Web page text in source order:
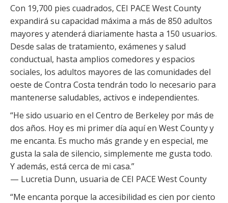
Con 19,700 pies cuadrados, CEI PACE West County
expandirá su capacidad máxima a más de 850 adultos
mayores y atenderá diariamente hasta a 150 usuarios.
Desde salas de tratamiento, exámenes y salud
conductual, hasta amplios comedores y espacios
sociales, los adultos mayores de las comunidades del
oeste de Contra Costa tendrán todo lo necesario para
mantenerse saludables, activos e independientes.
“He sido usuario en el Centro de Berkeley por más de
dos años. Hoy es mi primer día aquí en West County y
me encanta. Es mucho más grande y en especial, me
gusta la sala de silencio, simplemente me gusta todo.
Y además, está cerca de mi casa.”
— Lucretia Dunn, usuaria de CEI PACE West County
“Me encanta porque la accesibilidad es cien por ciento